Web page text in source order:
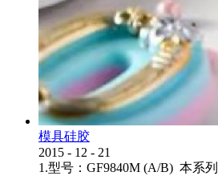
模具硅胶
2015 - 12 - 21
1.型号：GF9840M (A/B) 本系